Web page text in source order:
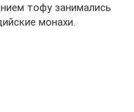
тофу занимались
монахи.